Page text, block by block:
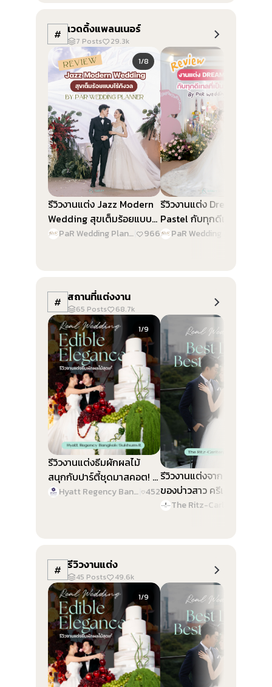
# เวดดิ้งแพลนเนอร์
7 Posts 29.3k
Slide 1 of 8
1/8
รีวิวงานแต่ง Jazz Modern
Wedding สุขเต็มร้อยแบบไร้
กังวล By PaR Wedding
PaR Wedding Planner 966
Slide 1 of 9
รีวิวงานแต่ง Dreamy
Pastel กับทุกดีเทลที่เป็น
“เจ้าสาว” By PaR Wedding
# สถานที่แต่งงาน
65 Posts 68.7k
Slide 1 of 9
1/9
รีวิวงานแต่งธีมผักผลไม้
สนุกกับปาร์ตี้ชุดมาสคอต! @
Hyatt Regency Bangkok
Hyatt Regency Bangkok Sukhumvit 452
Slide 1 of 9
รีวิวงานแต่งจาก Best Color
ของบ่าวสาว ครีเอทงานสวย
ทุกดีเทล @ The Ritz-
# รีวิวงานแต่ง
45 Posts 49.6k
Slide 1 of 9
1/9
Slide 1 of 9